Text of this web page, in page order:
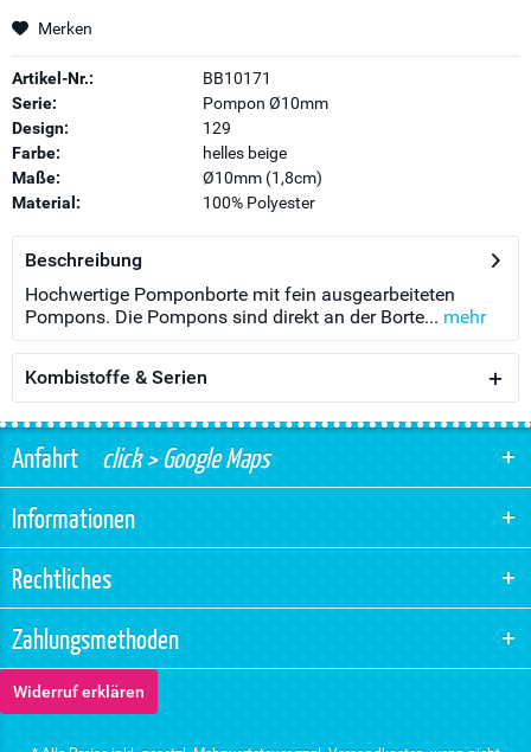
Merken
Artikel-Nr.:
BB10171
Serie:
Pompon Ø10mm
Design:
129
Farbe:
helles beige
Maße:
Ø10mm (1,8cm)
Material:
100% Polyester
Beschreibung
Hochwertige Pomponborte mit fein ausgearbeiteten
Pompons. Die Pompons sind direkt an der Borte... mehr
Kombistoffe & Serien
Anfahrtclick > Google Maps
Informationen
Rechtliches
Zahlungsmethoden
Widerruf erklären